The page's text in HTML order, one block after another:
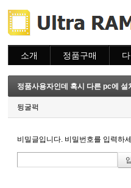
소개 정품구매
주문조회
이용안내
정품사용자인데 혹시 다른 pc에
뒹굴퍽
비밀글입니다. 비밀번호를 입력하